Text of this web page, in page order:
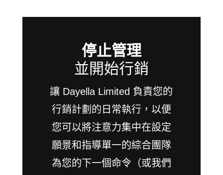
停止管理
並開始行銷
讓 Dayella Limited 負責您的
行銷計劃的日常執行，以便
您可以將注意力集中在設定
願景和指導單一的綜合團隊
為您的下一個命令（或我們